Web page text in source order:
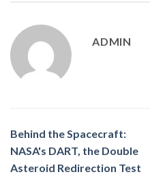
ADMIN
Behind the Spacecraft:
NASA's DART, the Double
Asteroid Redirection Test